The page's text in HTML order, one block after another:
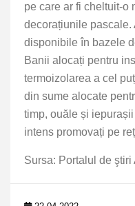
pe care ar fi cheltuit-o
decorațiunile pascale.
disponibile în bazele
Banii alocați pentru
termoizolarea a cel
din sume alocate
timp, ouăle și
intens promovați pe
Sursa: Portalul de ştiri